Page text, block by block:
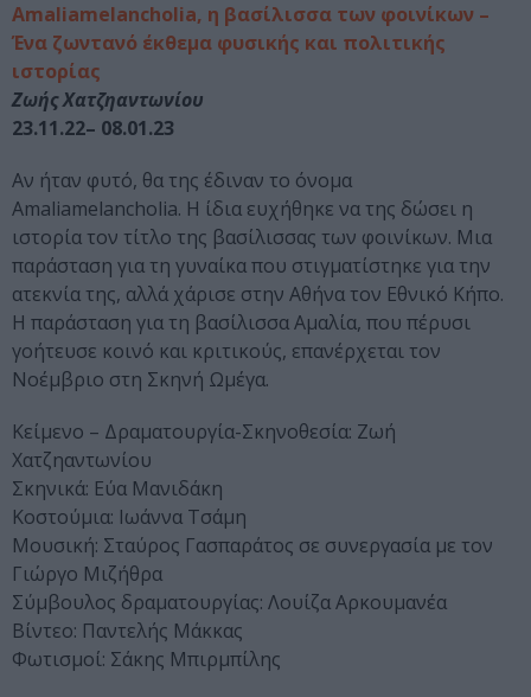
Amaliamelancholia, η βασίλισσα των φοινίκων –
Ένα ζωντανό έκθεμα φυσικής και πολιτικής
ιστορίας
Ζωής Χατζηαντωνίου
23.11.22– 08.01.23
Αν ήταν φυτό, θα της έδιναν το όνομα
Amaliamelancholia. Η ίδια ευχήθηκε να της δώσει η
ιστορία τον τίτλο της βασίλισσας των φοινίκων. Μια
παράσταση για τη γυναίκα που στιγματίστηκε για την
ατεκνία της, αλλά χάρισε στην Αθήνα τον Εθνικό Κήπο.
Η παράσταση για τη βασίλισσα Αμαλία, που πέρυσι
γοήτευσε κοινό και κριτικούς, επανέρχεται τον
Νοέμβριο στη Σκηνή Ωμέγα.
Κείμενο – Δραματουργία-Σκηνοθεσία: Ζωή
Χατζηαντωνίου
Σκηνικά: Εύα Μανιδάκη
Κοστούμια: Ιωάννα Τσάμη
Μουσική: Σταύρος Γασπαράτος σε συνεργασία με τον
Γιώργο Μιζήθρα
Σύμβουλος δραματουργίας: Λουίζα Αρκουμανέα
Βίντεο: Παντελής Μάκκας
Φωτισμοί: Σάκης Μπιρμπίλης